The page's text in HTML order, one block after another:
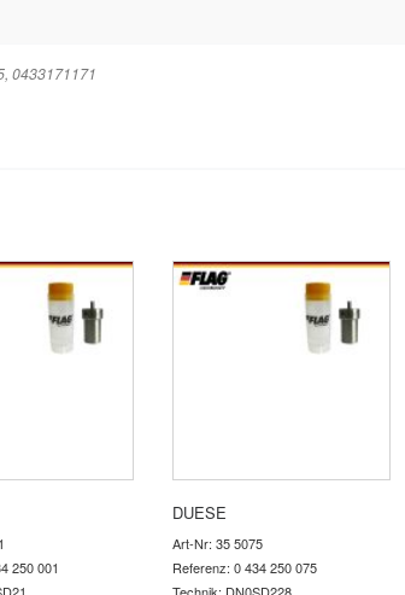
0433171171
250 001
DUESE
Art-Nr: 35 5075
Referenz: 0 434 250 075
Technik: DN0SD228